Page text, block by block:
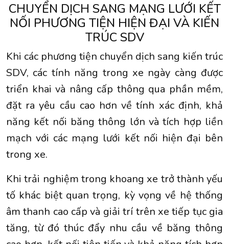
CHUYỂN DỊCH SANG MẠNG LƯỚI KẾT
NỐI PHƯƠNG TIỆN HIỆN ĐẠI VÀ KIẾN
TRÚC SDV
Khi các phương tiện chuyển dịch sang kiến trúc
SDV, các tính năng trong xe ngày càng được
triển khai và nâng cấp thông qua phần mềm,
đặt ra yêu cầu cao hơn về tính xác định, khả
năng kết nối băng thông lớn và tích hợp liền
mạch với các mạng lưới kết nối hiện đại bên
trong xe.
Khi trải nghiệm trong khoang xe trở thành yếu
tố khác biệt quan trọng, kỳ vọng về hệ thống
âm thanh cao cấp và giải trí trên xe tiếp tục gia
tăng, từ đó thúc đẩy nhu cầu về băng thông